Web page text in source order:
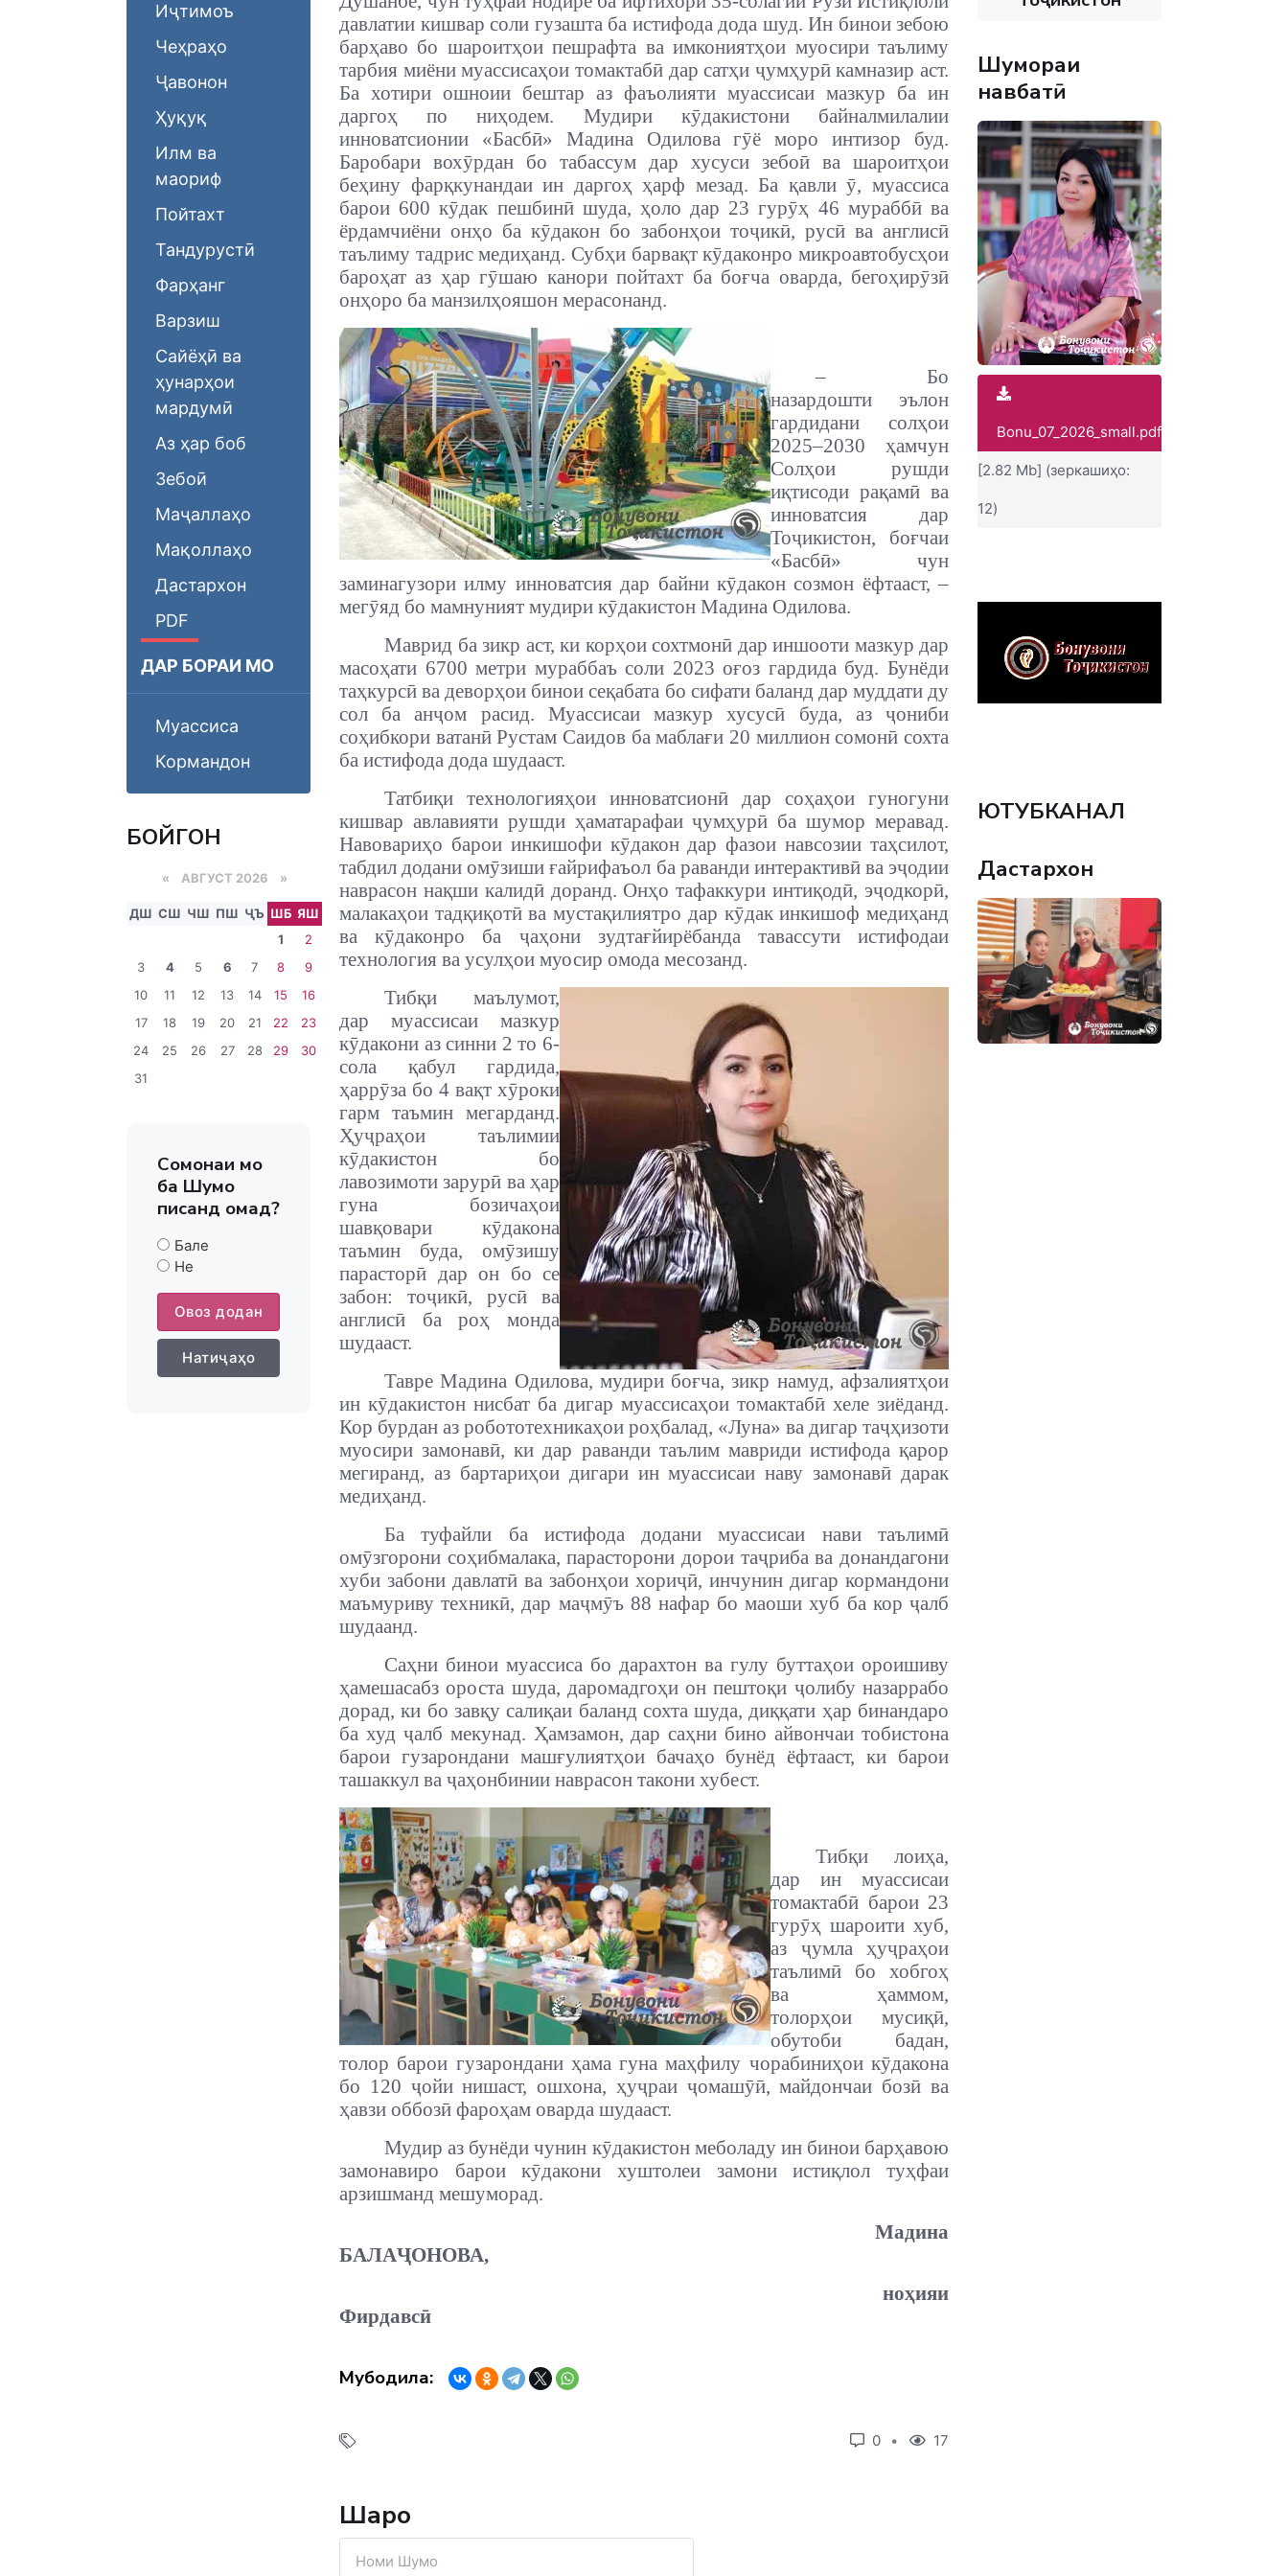
Иҷтимоъ
Чеҳраҳо
Ҷавонон
Ҳуқуқ
Илм ва
маориф
Пойтахт
Тандурустӣ
Фарҳанг
Варзиш
Сайёҳӣ ва
ҳунарҳои
мардумӣ
Аз ҳар боб
Зебоӣ
Маҷаллаҳо
Мақоллаҳо
Дастархон
PDF
ДАР БОРАИ МО
Муассиса
Кормандон
БОЙГОНӢ
« АВГУСТ 2026 »
ДШ СШ ЧШ ПШ ҶЪ ШБ ЯШ
1
2
3
4 5 6 7 8
9
10
11 12 13 14 15
16
17
18 19 20 21 22
23
24
25 26 27 28 29
30
31
Сомонаи мо
ба Шумо
писанд омад?
Бале
Не
Овоз додан
Натиҷаҳо
давлатии кишвар соли гузашта ба истифода дода шуд. Ин бинои зебою
барҳаво бо шароитҳои пешрафта ва имкониятҳои муосири таълиму
тарбия миёни муассисаҳои томактабӣ дар сатҳи ҷумҳурӣ камназир аст.
Ба хотири ошноии бештар аз фаъолияти муассисаи мазкур ба ин
даргоҳ по ниҳодем. Мудири кӯдакистони байналмилалии
инноватсионии «Басбӣ» Мадина Одилова гӯё моро интизор буд.
Баробари вохӯрдан бо табассум дар хусуси зебоӣ ва шароитҳои
беҳину фарқкунандаи ин даргоҳ ҳарф мезад. Ба қавли ӯ, муассиса
барои 600 кӯдак пешбинӣ шуда, ҳоло дар 23 гурӯҳ 46 мураббӣ ва
ёрдамчиёни онҳо ба кӯдакон бо забонҳои тоҷикӣ, русӣ ва англисӣ
таълиму тадрис медиҳанд. Субҳи барвақт кӯдаконро микроавтобусҳои
бароҳат аз ҳар гӯшаю канори пойтахт ба боғча оварда, бегоҳирӯзӣ
онҳоро ба манзилҳояшон мерасонанд.
– Бо
назардошти эълон
гардидани солҳои
2025–2030 ҳамчун
Солҳои рушди
иқтисоди рақамӣ ва
инноватсия дар
Тоҷикистон, боғчаи
«Басбӣ» чун
заминагузори илму инноватсия дар байни кӯдакон созмон ёфтааст, –
мегӯяд бо мамнуният мудири кӯдакистон Мадина Одилова.
Маврид ба зикр аст, ки корҳои сохтмонӣ дар иншооти мазкур дар
масоҳати 6700 метри мураббаъ соли 2023 оғоз гардида буд. Бунёди
таҳкурсӣ ва деворҳои бинои сеқабата бо сифати баланд дар муддати ду
сол ба анҷом расид. Муассисаи мазкур хусусӣ буда, аз ҷониби
соҳибкори ватанӣ Рустам Саидов ба маблағи 20 миллион сомонӣ сохта
ба истифода дода шудааст.
Татбиқи технологияҳои инноватсионӣ дар соҳаҳои гуногуни
кишвар авлавияти рушди ҳаматарафаи ҷумҳурӣ ба шумор меравад.
Навовариҳо барои инкишофи кӯдакон дар фазои навсозии таҳсилот,
табдил додани омӯзиши ғайрифаъол ба раванди интерактивӣ ва эҷодии
наврасон нақши калидӣ доранд. Онҳо тафаккури интиқодӣ, эҷодкорӣ,
малакаҳои тадқиқотӣ ва мустақилиятро дар кӯдак инкишоф медиҳанд
ва кӯдаконро ба ҷаҳони зудтағйирёбанда тавассути истифодаи
технология ва усулҳои муосир омода месозанд.
Тибқи маълумот,
дар муассисаи мазкур
кӯдакони аз синни 2 то 6-
сола қабул гардида,
ҳаррӯза бо 4 вақт хӯроки
гарм таъмин мегарданд.
Ҳуҷраҳои таълимии
кӯдакистон бо
лавозимоти зарурӣ ва ҳар
гуна бозичаҳои
шавқовари кӯдакона
таъмин буда, омӯзишу
парасторӣ дар он бо се
забон: тоҷикӣ, русӣ ва
англисӣ ба роҳ монда
шудааст.
Тавре Мадина Одилова, мудири боғча, зикр намуд, афзалиятҳои
ин кӯдакистон нисбат ба дигар муассисаҳои томактабӣ хеле зиёданд.
Кор бурдан аз робототехникаҳои роҳбалад, «Луна» ва дигар таҷҳизоти
муосири замонавӣ, ки дар раванди таълим мавриди истифода қарор
мегиранд, аз бартариҳои дигари ин муассисаи наву замонавӣ дарак
медиҳанд.
Ба туфайли ба истифода додани муассисаи нави таълимӣ
омӯзгорони соҳибмалака, парасторони дорои таҷриба ва донандагони
хуби забони давлатӣ ва забонҳои хориҷӣ, инчунин дигар кормандони
маъмуриву техникӣ, дар маҷмӯъ 88 нафар бо маоши хуб ба кор ҷалб
шудаанд.
Саҳни бинои муассиса бо дарахтон ва гулу буттаҳои ороишиву
ҳамешасабз ороста шуда, даромадгоҳи он пештоқи ҷолибу назаррабо
дорад, ки бо завқу салиқаи баланд сохта шуда, диққати ҳар бинандаро
ба худ ҷалб мекунад. Ҳамзамон, дар саҳни бино айвончаи тобистона
барои гузарондани машғулиятҳои бачаҳо бунёд ёфтааст, ки барои
ташаккул ва ҷаҳонбинии наврасон такони хубест.
Тибқи лоиҳа,
дар ин муассисаи
томактабӣ барои 23
гурӯҳ шароити хуб,
аз ҷумла ҳуҷраҳои
таълимӣ бо хобгоҳ
ва ҳаммом,
толорҳои мусиқӣ,
обутоби бадан,
толор барои гузарондани ҳама гуна маҳфилу чорабиниҳои кӯдакона
бо 120 ҷойи нишаст, ошхона, ҳуҷраи ҷомашӯӣ, майдончаи бозӣ ва
ҳавзи оббозӣ фароҳам оварда шудааст.
Мудир аз бунёди чунин кӯдакистон меболаду ин бинои барҳавою
замонавиро барои кӯдакони хуштолеи замони истиқлол туҳфаи
арзишманд мешуморад.
Мадина
БАЛАҶОНОВА,
ноҳияи
Фирдавсӣ
Мубодила:
0 17
Шарҳҳо
Шумораи
навбатӣ
Bonu_07_2026_small.pdf
[2.82 Mb] (зеркашиҳо:
12)
ЮТУБКАНАЛ
Дастархон